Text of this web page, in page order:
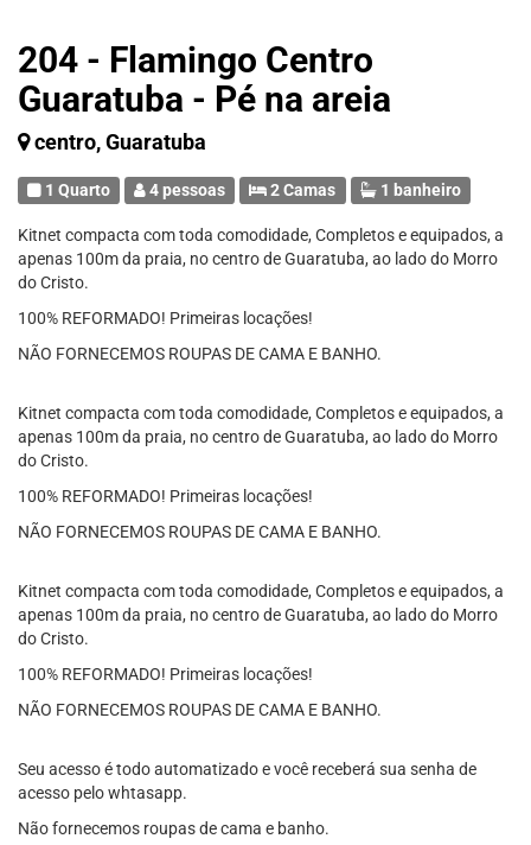
204 - Flamingo Centro
Guaratuba - Pé na areia
centro, Guaratuba
1 Quarto 4 pessoas 2 Camas 1 banheiro
Kitnet compacta com toda comodidade, Completos e equipados, a
apenas 100m da praia, no centro de Guaratuba, ao lado do Morro
do Cristo.
100% REFORMADO! Primeiras locações!
NÃO FORNECEMOS ROUPAS DE CAMA E BANHO.
Kitnet compacta com toda comodidade, Completos e equipados, a
apenas 100m da praia, no centro de Guaratuba, ao lado do Morro
do Cristo.
100% REFORMADO! Primeiras locações!
NÃO FORNECEMOS ROUPAS DE CAMA E BANHO.
Kitnet compacta com toda comodidade, Completos e equipados, a
apenas 100m da praia, no centro de Guaratuba, ao lado do Morro
do Cristo.
100% REFORMADO! Primeiras locações!
NÃO FORNECEMOS ROUPAS DE CAMA E BANHO.
Seu acesso é todo automatizado e você receberá sua senha de
acesso pelo whtasapp.
Não fornecemos roupas de cama e banho.